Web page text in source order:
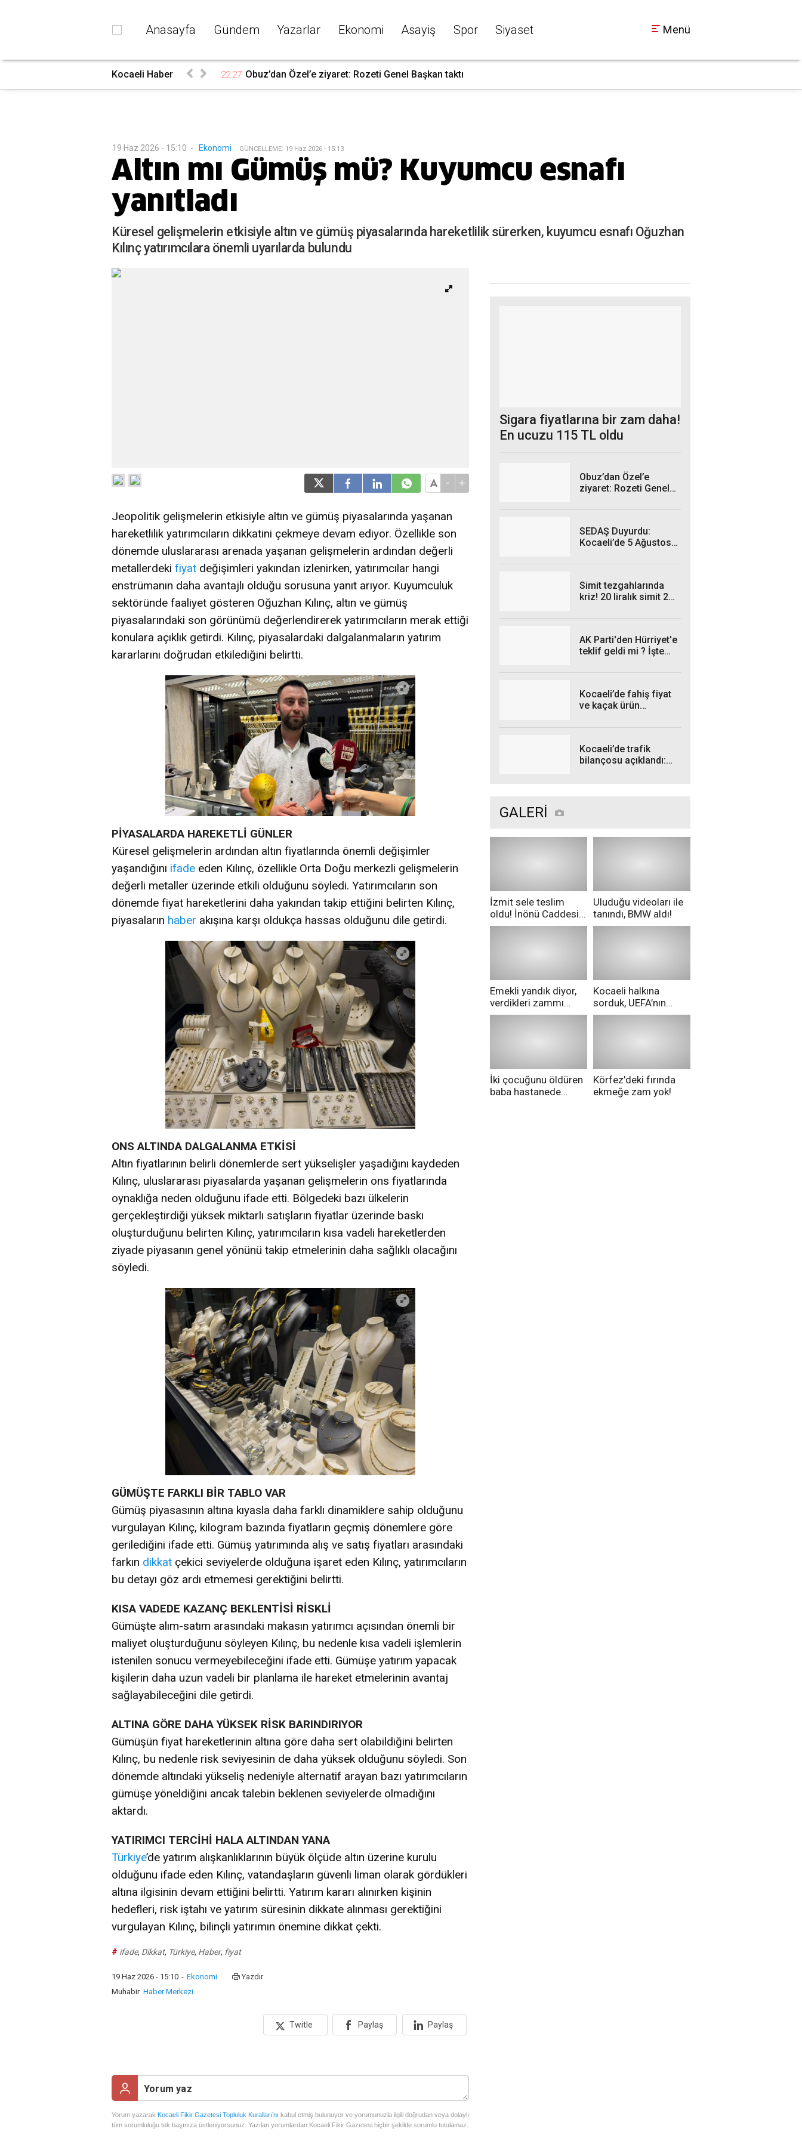
Anasayfa Gündem Yazarlar Ekonomi Asayiş Spor Siyaset Menü
Kocaeli Haber 22:27 Obuz’dan Özel’e ziyaret: Rozeti Genel Başkan taktı
19 Haz 2026 - 15:10 - Ekonomi GÜNCELLEME: 19 Haz 2026 - 15:13
Altın mı Gümüş mü? Kuyumcu esnafı
yanıtladı
Küresel gelişmelerin etkisiyle altın ve gümüş piyasalarında hareketlilik sürerken, kuyumcu esnafı Oğuzhan
Kılınç yatırımcılara önemli uyarılarda bulundu
- +
Jeopolitik gelişmelerin etkisiyle altın ve gümüş piyasalarında yaşanan
hareketlilik yatırımcıların dikkatini çekmeye devam ediyor. Özellikle son
dönemde uluslararası arenada yaşanan gelişmelerin ardından değerli
metallerdeki fiyat değişimleri yakından izlenirken, yatırımcılar hangi
enstrümanın daha avantajlı olduğu sorusuna yanıt arıyor. Kuyumculuk
sektöründe faaliyet gösteren Oğuzhan Kılınç, altın ve gümüş
piyasalarındaki son görünümü değerlendirerek yatırımcıların merak ettiği
konulara açıklık getirdi. Kılınç, piyasalardaki dalgalanmaların yatırım
kararlarını doğrudan etkilediğini belirtti.
PİYASALARDA HAREKETLİ GÜNLER
Küresel gelişmelerin ardından altın fiyatlarında önemli değişimler
yaşandığını ifade eden Kılınç, özellikle Orta Doğu merkezli gelişmelerin
değerli metaller üzerinde etkili olduğunu söyledi. Yatırımcıların son
dönemde fiyat hareketlerini daha yakından takip ettiğini belirten Kılınç,
piyasaların haber akışına karşı oldukça hassas olduğunu dile getirdi.
ONS ALTINDA DALGALANMA ETKİSİ
Altın fiyatlarının belirli dönemlerde sert yükselişler yaşadığını kaydeden
Kılınç, uluslararası piyasalarda yaşanan gelişmelerin ons fiyatlarında
oynaklığa neden olduğunu ifade etti. Bölgedeki bazı ülkelerin
gerçekleştirdiği yüksek miktarlı satışların fiyatlar üzerinde baskı
oluşturduğunu belirten Kılınç, yatırımcıların kısa vadeli hareketlerden
ziyade piyasanın genel yönünü takip etmelerinin daha sağlıklı olacağını
söyledi.
GÜMÜŞTE FARKLI BİR TABLO VAR
Gümüş piyasasının altına kıyasla daha farklı dinamiklere sahip olduğunu
vurgulayan Kılınç, kilogram bazında fiyatların geçmiş dönemlere göre
gerilediğini ifade etti. Gümüş yatırımında alış ve satış fiyatları arasındaki
farkın dikkat çekici seviyelerde olduğuna işaret eden Kılınç, yatırımcıların
bu detayı göz ardı etmemesi gerektiğini belirtti.
KISA VADEDE KAZANÇ BEKLENTİSİ RİSKLİ
Gümüşte alım-satım arasındaki makasın yatırımcı açısından önemli bir
maliyet oluşturduğunu söyleyen Kılınç, bu nedenle kısa vadeli işlemlerin
istenilen sonucu vermeyebileceğini ifade etti. Gümüşe yatırım yapacak
kişilerin daha uzun vadeli bir planlama ile hareket etmelerinin avantaj
sağlayabileceğini dile getirdi.
ALTINA GÖRE DAHA YÜKSEK RİSK BARINDIRIYOR
Gümüşün fiyat hareketlerinin altına göre daha sert olabildiğini belirten
Kılınç, bu nedenle risk seviyesinin de daha yüksek olduğunu söyledi. Son
dönemde altındaki yükseliş nedeniyle alternatif arayan bazı yatırımcıların
gümüşe yöneldiğini ancak talebin beklenen seviyelerde olmadığını
aktardı.
YATIRIMCI TERCİHİ HALA ALTINDAN YANA
Türkiye’de yatırım alışkanlıklarının büyük ölçüde altın üzerine kurulu
olduğunu ifade eden Kılınç, vatandaşların güvenli liman olarak gördükleri
altına ilgisinin devam ettiğini belirtti. Yatırım kararı alınırken kişinin
hedefleri, risk iştahı ve yatırım süresinin dikkate alınması gerektiğini
vurgulayan Kılınç, bilinçli yatırımın önemine dikkat çekti.
# ifade, Dikkat, Türkiye, Haber, fiyat
19 Haz 2026 - 15:10 - Ekonomi
Yazdır
Muhabir Haber Merkezi
Twitle Paylaş Paylaş
Yorum yazarak Kocaeli Fikir Gazetesi Topluluk Kuralları’nı kabul etmiş bulunuyor ve yorumunuzla ilgili doğrudan veya dolaylı
tüm sorumluluğu tek başınıza üstleniyorsunuz. Yazılan yorumlardan Kocaeli Fikir Gazetesi hiçbir şekilde sorumlu tutulamaz.
Sigara fiyatlarına bir zam daha!
En ucuzu 115 TL oldu
Obuz’dan Özel’e
ziyaret: Rozeti Genel
SEDAŞ Duyurdu:
Kocaeli’de 5 Ağustos
Simit tezgahlarında
kriz! 20 liralık simit 25
AK Parti'den Hürriyet'e
teklif geldi mi ? İşte
Kocaeli’de fahiş fiyat
ve kaçak ürün
Kocaeli’de trafik
bilançosu açıklandı:
GALERİ
İzmit sele teslim
oldu! İnönü Caddesi
göle döndü!
Uluduğu videoları ile
tanındı, BMW aldı!
Emekli yandık diyor,
verdikleri zammı
pazarda geri aldılar!
Kocaeli halkına
sorduk, UEFA’nın
Merih Demiral kararı
İki çocuğunu öldüren
baba hastanede
Körfez’deki fırında
ekmeğe zam yok!